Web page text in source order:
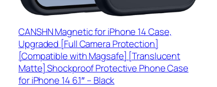
CANSHN Magnetic for iPhone 14 Case,
Upgraded [Full Camera Protection]
[Compatible with Magsafe] [Translucent
Matte] Shockproof Protective Phone Case
for iPhone 14 6.1″ – Black